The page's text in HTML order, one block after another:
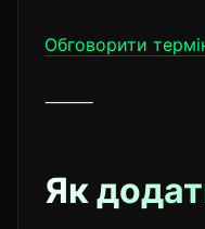
Обговорити
⸻
Як